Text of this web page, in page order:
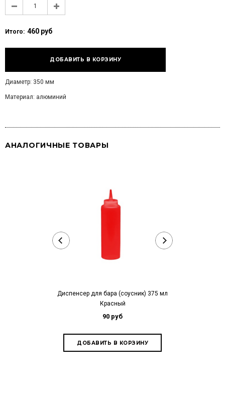
Итого: 460 руб
Диаметр: 350 мм
Материал: алюминий
АНАЛОГИЧНЫЕ ТОВАРЫ
Диспенсер для бара (соусник) 375 мл
Красный
90 руб